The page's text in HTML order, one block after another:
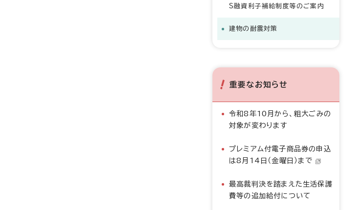
S融資利子補給制度等のご案内
建物の耐震対策
重要なお知らせ
令和8年10月から、粗大ごみの
対象が変わります
プレミアム付電子商品券の申込
は8月14日（金曜日）まで
最高裁判決を踏まえた生活保護
費等の追加給付について